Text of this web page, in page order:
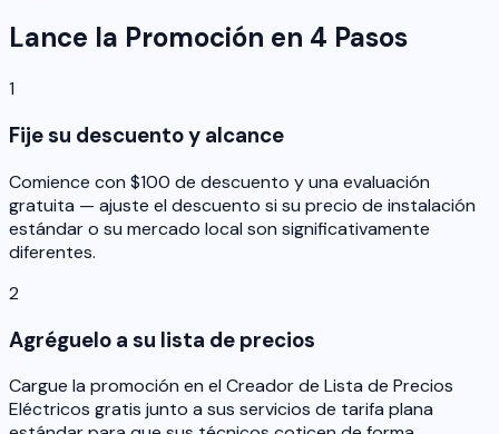
Lance la Promoción en 4 Pasos
1
Fije su descuento y alcance
Comience con $100 de descuento y una evaluación
gratuita — ajuste el descuento si su precio de instalación
estándar o su mercado local son significativamente
diferentes.
2
Agréguelo a su lista de precios
Cargue la promoción en el Creador de Lista de Precios
Eléctricos gratis junto a sus servicios de tarifa plana